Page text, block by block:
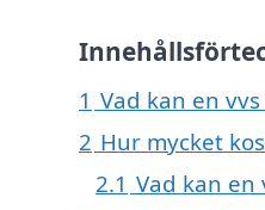
1 Vad kan en
2 Hur mycket
2.1 Vad kan en